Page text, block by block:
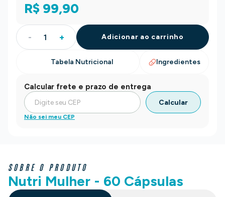
R$ 99,90
- + Adicionar ao carrinho
Tabela Nutricional Ingredientes
Calcular frete e prazo de entrega
Calcular
Não sei meu CEP
SOBRE O PRODUTO
Nutri Mulher - 60 Cápsulas